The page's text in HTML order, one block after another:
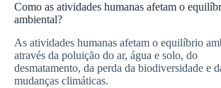
Como as atividades humanas afetam o
ambiental?
As atividades humanas afetam o equilíbrio
através da poluição do ar, água e solo, do
desmatamento, da perda da biodiversidade e
mudanças climáticas.